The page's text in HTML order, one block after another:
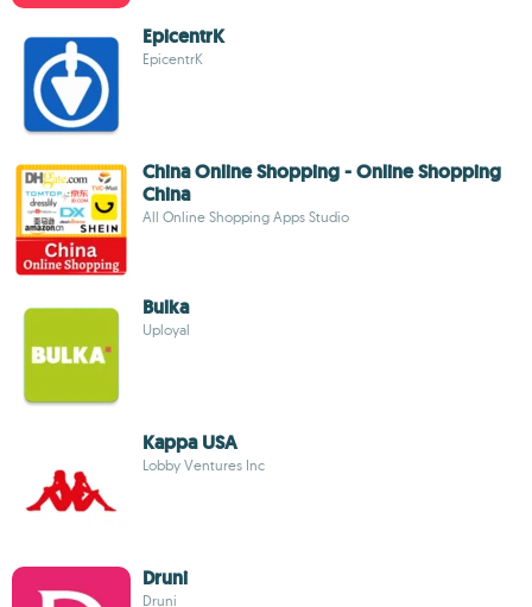
EpicentrK
EpicentrK
China Online Shopping - Online Shopping
China
All Online Shopping Apps Studio
Bulka
Uployal
Kappa USA
Lobby Ventures Inc
Druni
Druni